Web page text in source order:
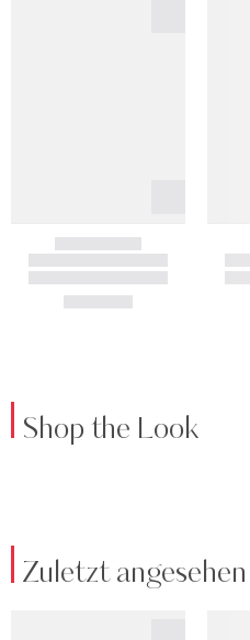
Shop the Look
Zuletzt angesehen